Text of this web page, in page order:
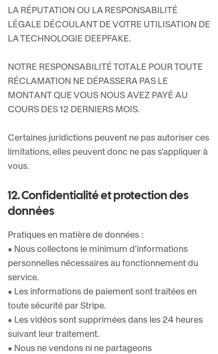
LA RÉPUTATION OU LA RESPONSABILITÉ
LÉGALE DÉCOULANT DE VOTRE UTILISATION DE
LA TECHNOLOGIE DEEPFAKE.
NOTRE RESPONSABILITÉ TOTALE POUR TOUTE
RÉCLAMATION NE DÉPASSERA PAS LE
MONTANT QUE VOUS NOUS AVEZ PAYÉ AU
COURS DES 12 DERNIERS MOIS.
Certaines juridictions peuvent ne pas autoriser ces
limitations, elles peuvent donc ne pas s'appliquer à
vous.
12. Confidentialité et protection des
données
Pratiques en matière de données :
• Nous collectons le minimum d'informations
personnelles nécessaires au fonctionnement du
service.
• Les informations de paiement sont traitées en
toute sécurité par Stripe.
• Les vidéos sont supprimées dans les 24 heures
suivant leur traitement.
• Nous ne vendons ni ne partageons